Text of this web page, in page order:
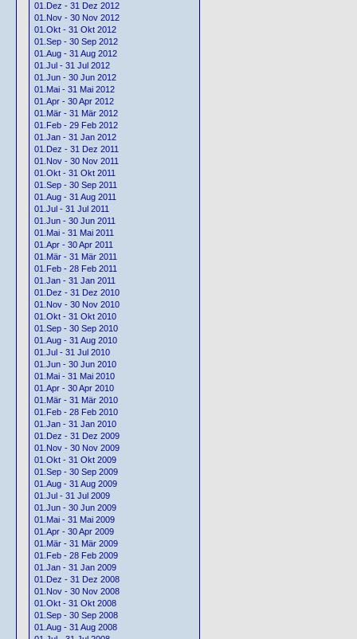
01.Dez - 31 Dez 2012
01.Nov - 30 Nov 2012
01.Okt - 31 Okt 2012
01.Sep - 30 Sep 2012
01.Aug - 31 Aug 2012
01.Jul - 31 Jul 2012
01.Jun - 30 Jun 2012
01.Mai - 31 Mai 2012
01.Apr - 30 Apr 2012
01.Mär - 31 Mär 2012
01.Feb - 29 Feb 2012
01.Jan - 31 Jan 2012
01.Dez - 31 Dez 2011
01.Nov - 30 Nov 2011
01.Okt - 31 Okt 2011
01.Sep - 30 Sep 2011
01.Aug - 31 Aug 2011
01.Jul - 31 Jul 2011
01.Jun - 30 Jun 2011
01.Mai - 31 Mai 2011
01.Apr - 30 Apr 2011
01.Mär - 31 Mär 2011
01.Feb - 28 Feb 2011
01.Jan - 31 Jan 2011
01.Dez - 31 Dez 2010
01.Nov - 30 Nov 2010
01.Okt - 31 Okt 2010
01.Sep - 30 Sep 2010
01.Aug - 31 Aug 2010
01.Jul - 31 Jul 2010
01.Jun - 30 Jun 2010
01.Mai - 31 Mai 2010
01.Apr - 30 Apr 2010
01.Mär - 31 Mär 2010
01.Feb - 28 Feb 2010
01.Jan - 31 Jan 2010
01.Dez - 31 Dez 2009
01.Nov - 30 Nov 2009
01.Okt - 31 Okt 2009
01.Sep - 30 Sep 2009
01.Aug - 31 Aug 2009
01.Jul - 31 Jul 2009
01.Jun - 30 Jun 2009
01.Mai - 31 Mai 2009
01.Apr - 30 Apr 2009
01.Mär - 31 Mär 2009
01.Feb - 28 Feb 2009
01.Jan - 31 Jan 2009
01.Dez - 31 Dez 2008
01.Nov - 30 Nov 2008
01.Okt - 31 Okt 2008
01.Sep - 30 Sep 2008
01.Aug - 31 Aug 2008